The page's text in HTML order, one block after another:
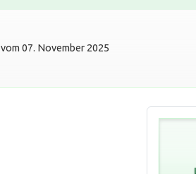
vom 07. November 2025